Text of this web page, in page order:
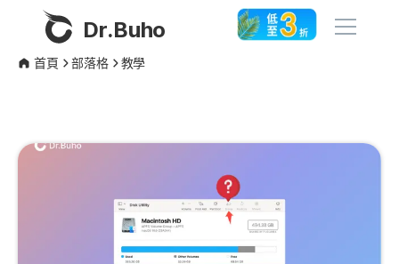
Dr.Buho
產品
BuhoUnlocker
BuhoRepair
首頁 部落格 教學